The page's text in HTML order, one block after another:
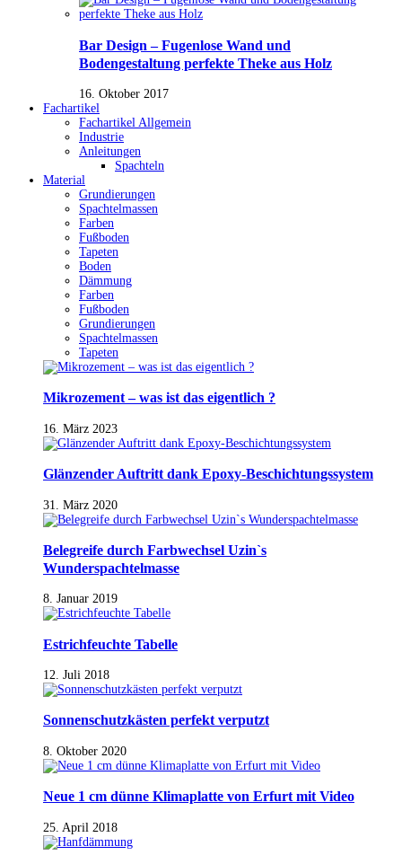
Bar Design – Fugenlose Wand und
Bodengestaltung perfekte Theke aus Holz
16. Oktober 2017
Fachartikel
Fachartikel Allgemein
Industrie
Anleitungen
Spachteln
Material
Grundierungen
Spachtelmassen
Farben
Fußboden
Tapeten
Boden
Dämmung
Farben
Fußboden
Grundierungen
Spachtelmassen
Tapeten
Mikrozement – was ist das eigentlich ?
16. März 2023
Glänzender Auftritt dank Epoxy-Beschichtungssystem
31. März 2020
Belegreife durch Farbwechsel Uzin`s
Wunderspachtelmasse
8. Januar 2019
Estrichfeuchte Tabelle
12. Juli 2018
Sonnenschutzkästen perfekt verputzt
8. Oktober 2020
Neue 1 cm dünne Klimaplatte von Erfurt mit Video
25. April 2018